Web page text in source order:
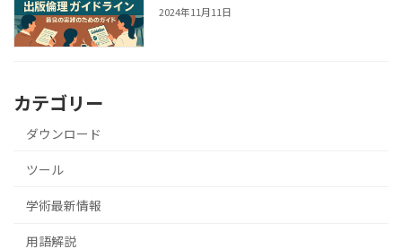
2024年11月11日
カテゴリー
ダウンロード
ツール
学術最新情報
用語解説